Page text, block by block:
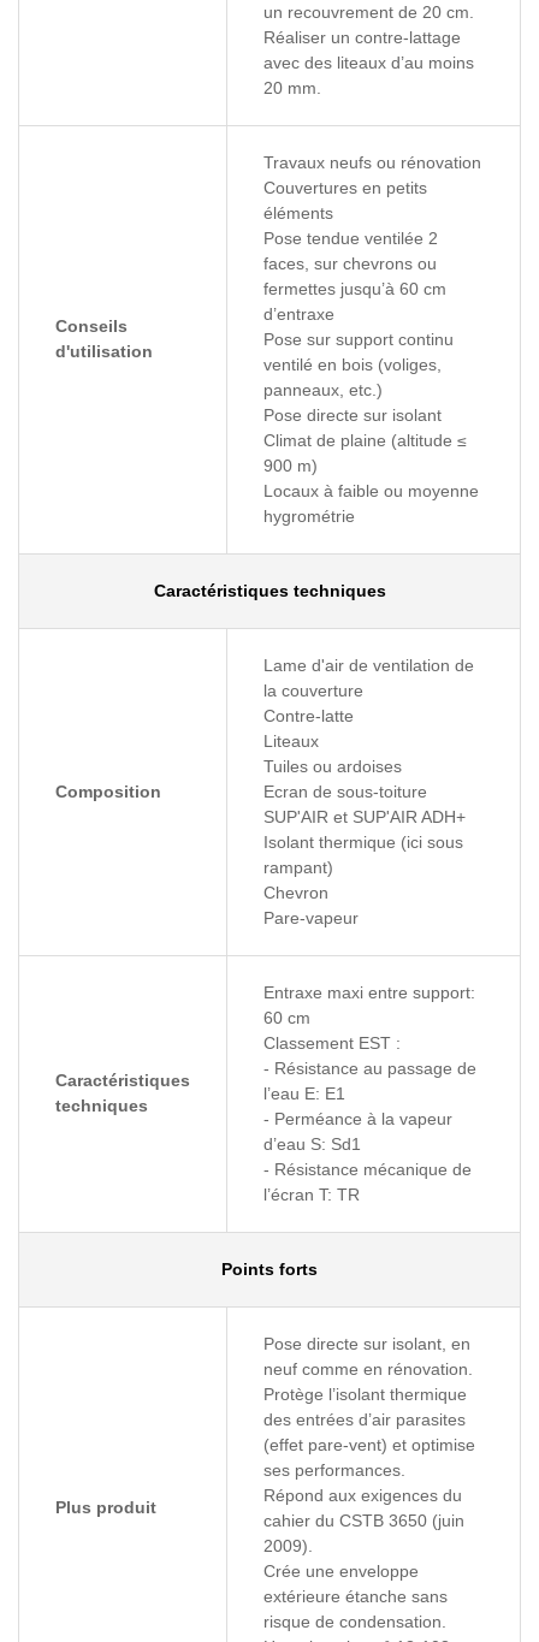
un recouvrement de 20 cm.
Réaliser un contre-lattage
avec des liteaux d’au moins
20 mm.
Conseils
d'utilisation
Travaux neufs ou rénovation
Couvertures en petits
éléments
Pose tendue ventilée 2
faces, sur chevrons ou
fermettes jusqu’à 60 cm
d’entraxe
Pose sur support continu
ventilé en bois (voliges,
panneaux, etc.)
Pose directe sur isolant
Climat de plaine (altitude ≤
900 m)
Locaux à faible ou moyenne
hygrométrie
Caractéristiques techniques
Composition
Lame d'air de ventilation de
la couverture
Contre-latte
Liteaux
Tuiles ou ardoises
Ecran de sous-toiture
SUP'AIR et SUP'AIR ADH+
Isolant thermique (ici sous
rampant)
Chevron
Pare-vapeur
Caractéristiques
techniques
Entraxe maxi entre support:
60 cm
Classement EST :
- Résistance au passage de
l’eau E: E1
- Perméance à la vapeur
d’eau S: Sd1
- Résistance mécanique de
l’écran T: TR
Points forts
Plus produit
Pose directe sur isolant, en
neuf comme en rénovation.
Protège l’isolant thermique
des entrées d’air parasites
(effet pare-vent) et optimise
ses performances.
Répond aux exigences du
cahier du CSTB 3650 (juin
2009).
Crée une enveloppe
extérieure étanche sans
risque de condensation.